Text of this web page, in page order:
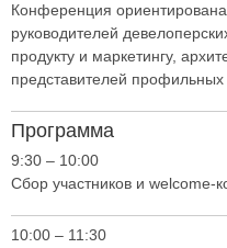
Конференция
руководителей
продукту и маркетингу,
представителей профильных
Программа
9:30 – 10:00
Сбор участников и welcome-
10:00 – 11:30